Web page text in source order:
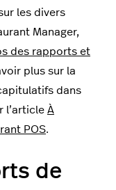
les divers
Manager,
des rapports et
plus sur la
dans
l’article À
POS.
de